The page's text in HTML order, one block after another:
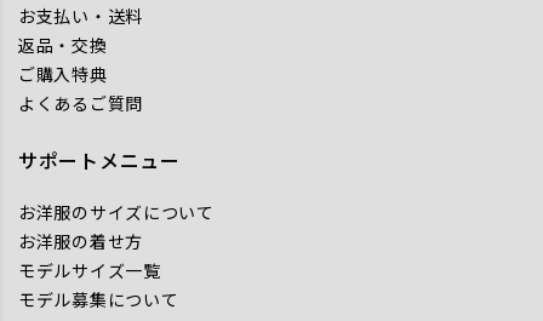
お支払い・送料
返品・交換
ご購入特典
よくあるご質問
サポートメニュー
お洋服のサイズについて
お洋服の着せ方
モデルサイズ一覧
モデル募集について